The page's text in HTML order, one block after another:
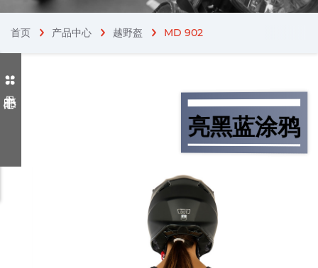
首页 chevron_right
产品中心 越野盔 MD 902
亮黑蓝涂鸦